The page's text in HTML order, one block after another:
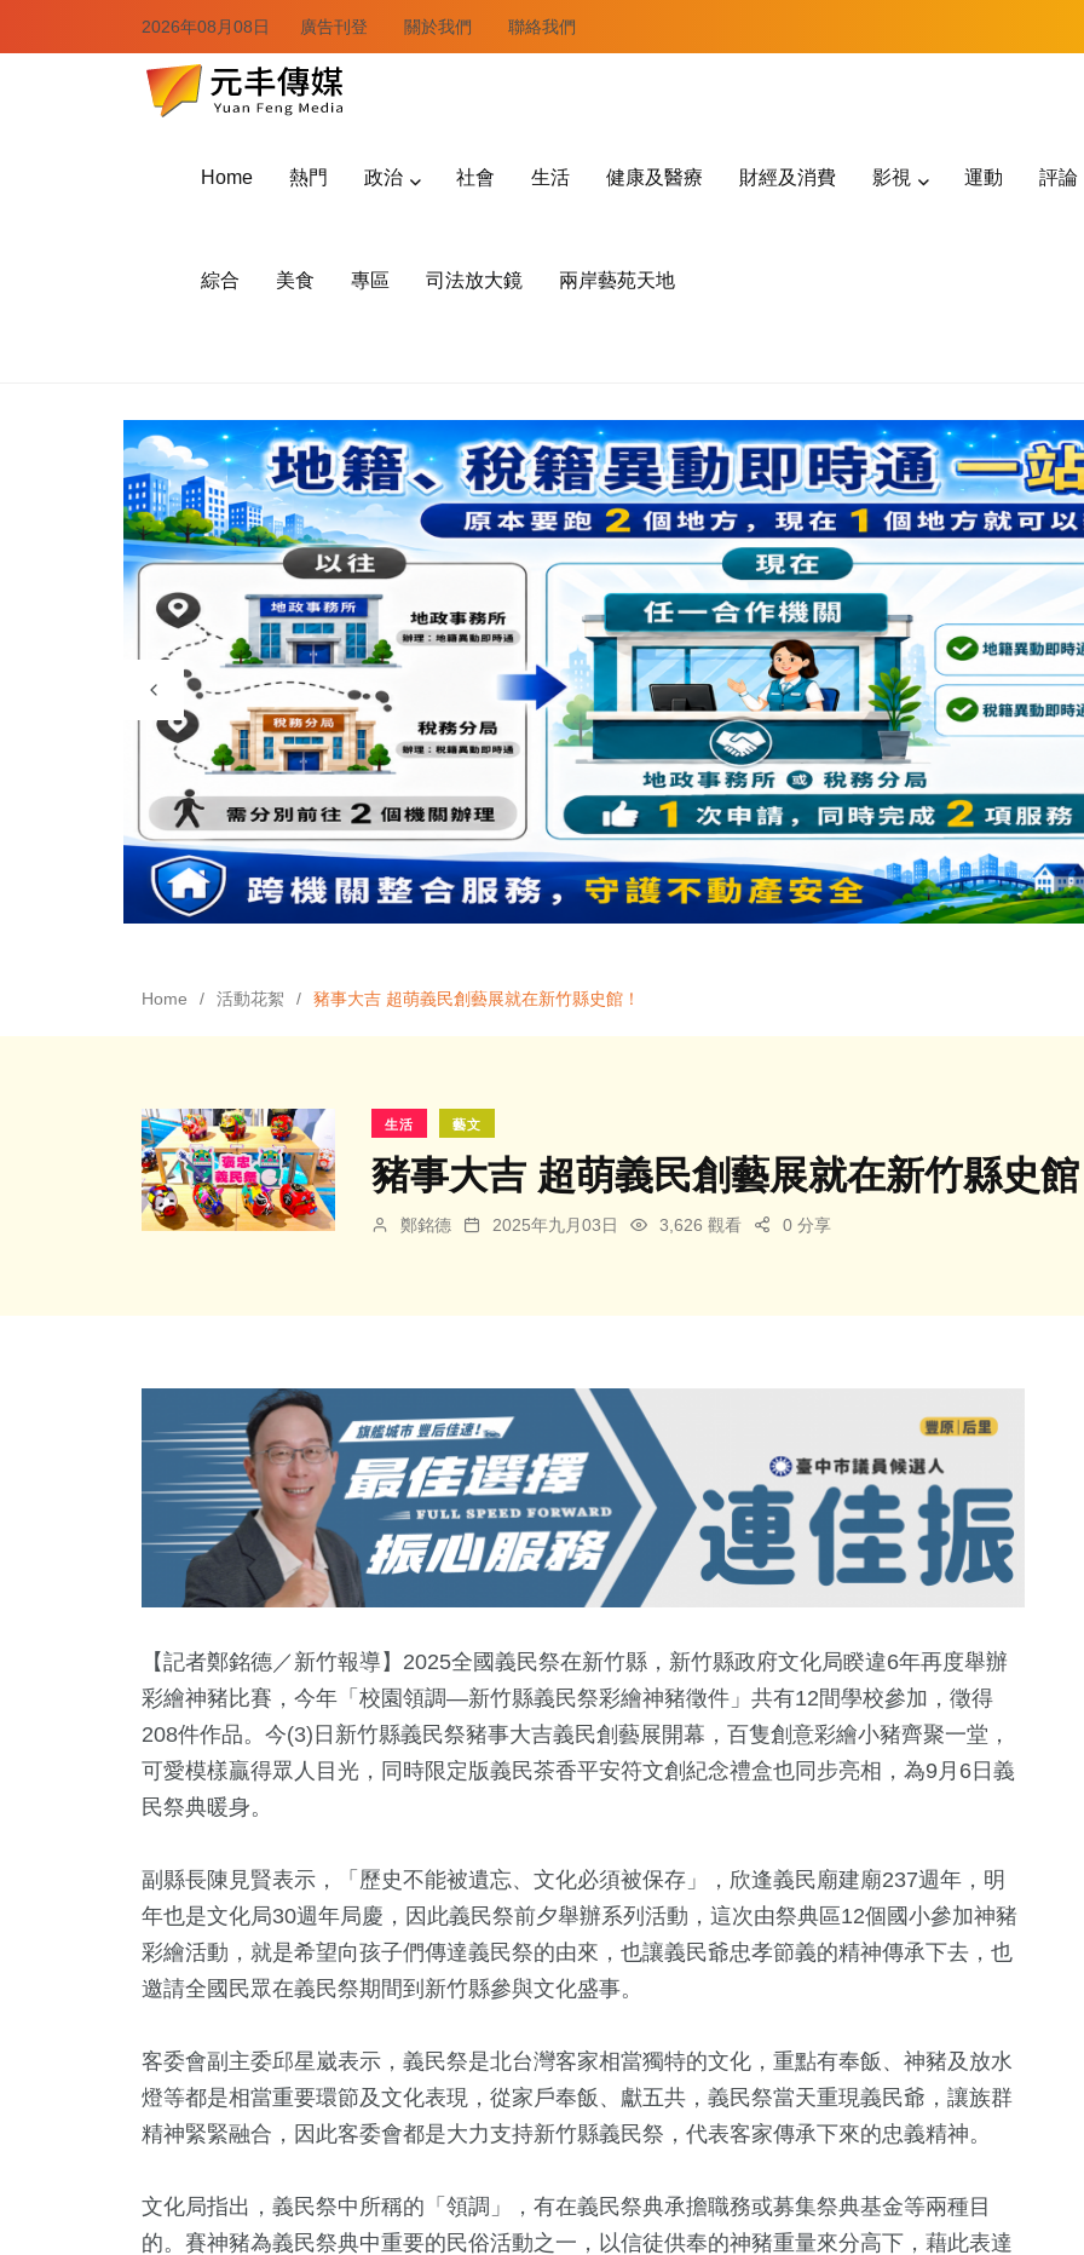
2026年08月08日 廣告刊登 關於我們 聯絡我們
Home 熱門 政治 社會 生活 健康及醫療 財經及消費 影視 運動 評論
綜合 美食 專區 司法放大鏡 兩岸藝苑天地
Home 活動花絮 豬事大吉 超萌義民創藝展就在新竹縣史館！
生活 藝文
豬事大吉 超萌義民創藝展就在新竹縣史
鄭銘德 2025年九月03日 3,626 觀看 0 分享
【記者鄭銘德／新竹報導】2025全國義民祭在新竹縣，新竹縣政府文化局睽違6年再度舉辦
彩繪神豬比賽，今年「校園領調—新竹縣義民祭彩繪神豬徵件」共有12間學校參加，徵得
208件作品。今(3)日新竹縣義民祭豬事大吉義民創藝展開幕，百隻創意彩繪小豬齊聚一堂，
可愛模樣贏得眾人目光，同時限定版義民茶香平安符文創紀念禮盒也同步亮相，為9月6日義
民祭典暖身。
副縣長陳見賢表示，「歷史不能被遺忘、文化必須被保存」，欣逢義民廟建廟237週年，明
年也是文化局30週年局慶，因此義民祭前夕舉辦系列活動，這次由祭典區12個國小參加神豬
彩繪活動，就是希望向孩子們傳達義民祭的由來，也讓義民爺忠孝節義的精神傳承下去，也
邀請全國民眾在義民祭期間到新竹縣參與文化盛事。
客委會副主委邱星崴表示，義民祭是北台灣客家相當獨特的文化，重點有奉飯、神豬及放水
燈等都是相當重要環節及文化表現，從家戶奉飯、獻五共，義民祭當天重現義民爺，讓族群
精神緊緊融合，因此客委會都是大力支持新竹縣義民祭，代表客家傳承下來的忠義精神。
文化局指出，義民祭中所稱的「領調」，有在義民祭典承擔職務或募集祭典基金等兩種目
的。賽神豬為義民祭典中重要的民俗活動之一，以信徒供奉的神豬重量來分高下，藉此表達
+
兩岸
1
2023金鐘獎
257+
藝文
67+
影視
2024立委選戰
福建林公信俗文
化專區
兩岸道教文化交
流專區
13+
海峽論壇專區
1388+
社會
351
美食 生活 司法放大鏡